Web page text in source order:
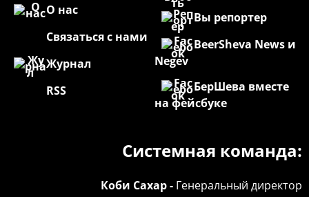
Вы репортер
BeerSheva News и
Negev
БерШева вместе
на фейсбуке
О нас
Связаться с нами
Журнал
RSS
Системная команда:
Коби Сахар - Генеральный директор